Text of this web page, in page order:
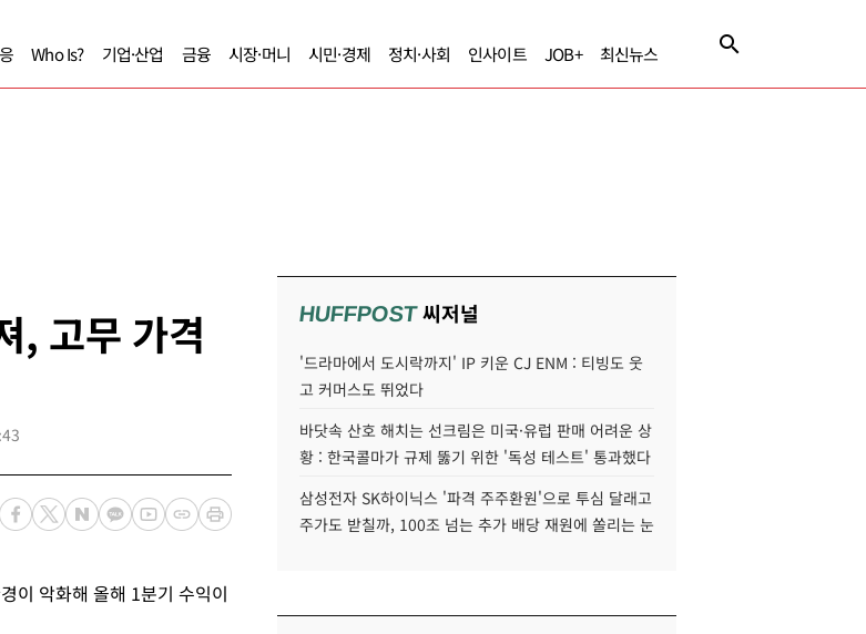
Who Is? 기업·산업 금융 시장·머니 시민·경제 정치·사회 인사이트 JOB+ 최신뉴스
, 고무 가격
이 악화해 올해 1분기 수익이
HUFFPOST씨저널
'드라마에서 도시락까지' IP 키운 CJ ENM : 티빙도 웃
고 커머스도 뛰었다
바닷속 산호 해치는 선크림은 미국·유럽 판매 어려운 상
황 : 한국콜마가 규제 뚫기 위한 '독성 테스트' 통과했다
삼성전자 SK하이닉스 '파격 주주환원'으로 투심 달래고
주가도 받칠까, 100조 넘는 추가 배당 재원에 쏠리는 눈